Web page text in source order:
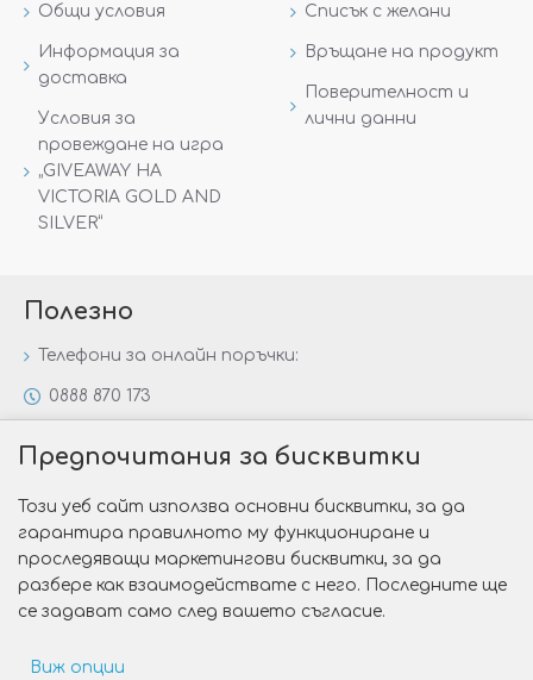
Общи условия
Информация за
доставка
Условия за
провеждане на игра
„GIVEAWAY НА
VICTORIA GOLD AND
SILVER“
Списък с желани
Връщане на продукт
Поверителност и
лични данни
Полезно
Телефони за онлайн поръчки:
0888 870 173
Специални предложения
Защо да изберете Victoria Gold&Silver?
Как да изберем годежен пръстен?
Предпочитания за бисквитки
Този уеб сайт използва основни бисквитки, за да
гарантира правилното му функциониране и
проследяващи маркетингови бисквитки, за да
разбере как взаимодействате с него. Последните ще
се задават само след вашето съгласие.
Виж опции